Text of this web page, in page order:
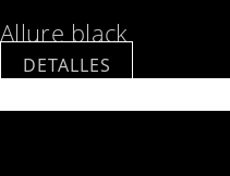
Allure black
DETALLES